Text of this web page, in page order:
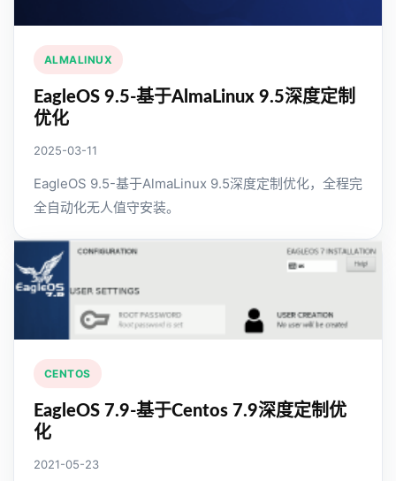
ALMALINUX
EagleOS 9.5-基于AlmaLinux 9.5深度定制
优化
2025-03-11
EagleOS 9.5-基于AlmaLinux 9.5深度定制优化，全程完
全自动化无人值守安装。
CENTOS
EagleOS 7.9-基于Centos 7.9深度定制优
化
2021-05-23